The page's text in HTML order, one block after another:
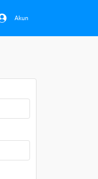
Akun